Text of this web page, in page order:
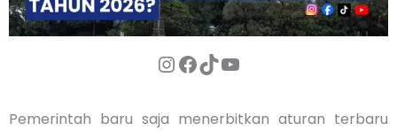
Instagram
Facebook
TikTok
YouTube
Pemerintah baru saja menerbitkan aturan terbaru